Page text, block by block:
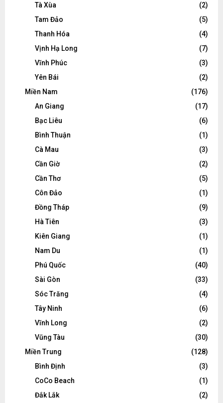
Tà Xùa
(2)
Tam Đảo
(5)
Thanh Hóa
(4)
Vịnh Hạ Long
(7)
Vĩnh Phúc
(3)
Yên Bái
(2)
Miền Nam
(176)
An Giang
(17)
Bạc Liêu
(6)
Bình Thuận
(1)
Cà Mau
(3)
Cần Giờ
(2)
Cần Thơ
(5)
Côn Đảo
(1)
Đồng Tháp
(9)
Hà Tiên
(3)
Kiên Giang
(1)
Nam Du
(1)
Phú Quốc
(40)
Sài Gòn
(33)
Sóc Trăng
(4)
Tây Ninh
(6)
Vĩnh Long
(2)
Vũng Tàu
(30)
Miền Trung
(128)
Bình Định
(3)
CoCo Beach
(1)
Đắk Lắk
(2)